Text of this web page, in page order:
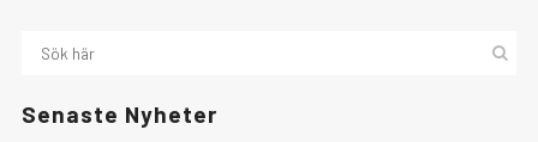
Senaste Nyheter